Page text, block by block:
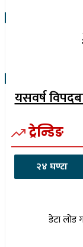
यसवर्ष
ट्रेन्डिङ
२४ घण्टा
डेटा लोड